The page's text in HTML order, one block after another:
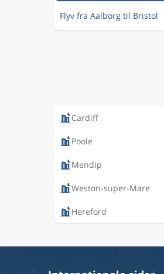
Flyv fra Aalborg til Bristol
Cardiff
Poole
Mendip
Weston-super-Mare
Hereford